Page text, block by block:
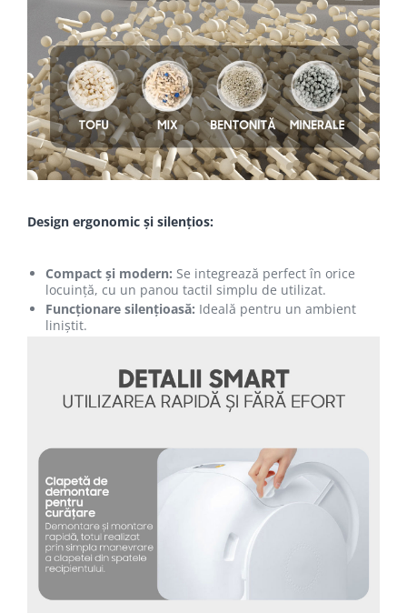
Design ergonomic și silențios:
Compact și modern: Se integrează perfect în orice
locuință, cu un panou tactil simplu de utilizat.
Funcționare silențioasă: Ideală pentru un ambient
liniștit.